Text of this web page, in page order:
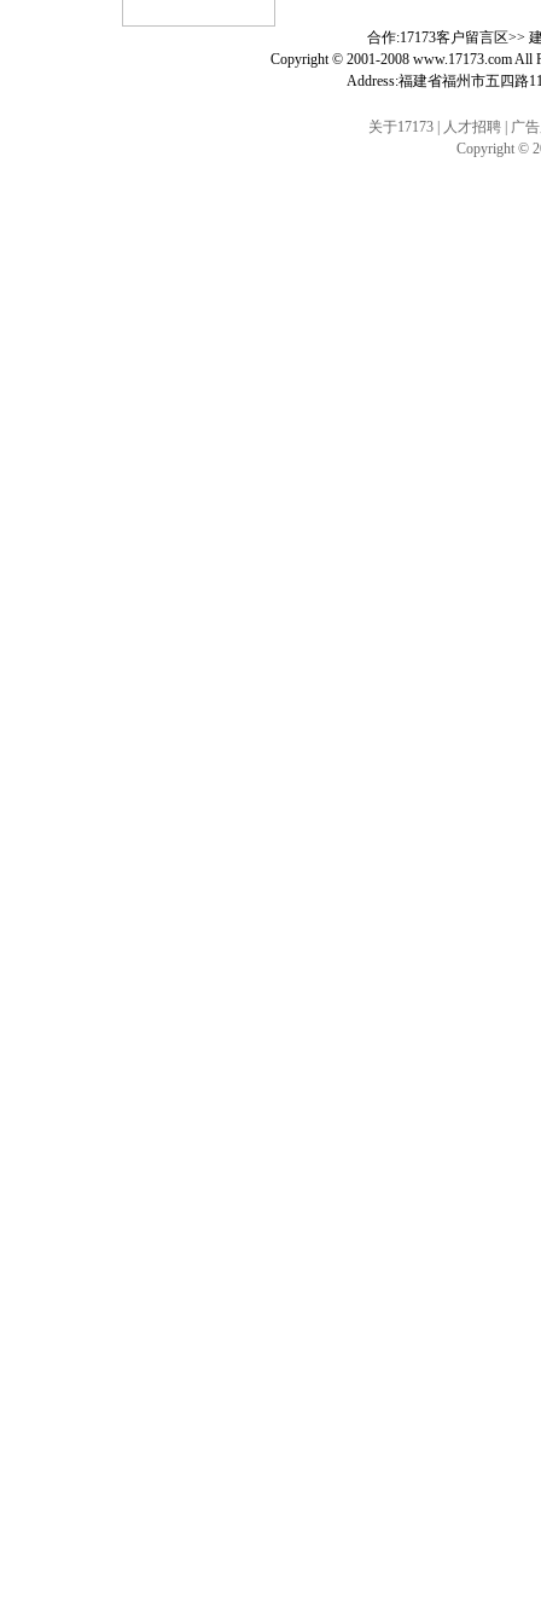
合作:17173客户留言区>>
Copyright © 2001-2008www.17173.comAll
Address:福建省福州市五四
关于17173 人才招聘
广
Copyright ©